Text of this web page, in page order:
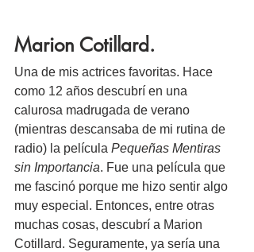
Marion Cotillard.
Una de mis actrices favoritas. Hace
como 12 años descubrí en una
calurosa madrugada de verano
(mientras descansaba de mi rutina de
radio) la película Pequeñas Mentiras
sin Importancia. Fue una película que
me fascinó porque me hizo sentir algo
muy especial. Entonces, entre otras
muchas cosas, descubrí a Marion
Cotillard. Seguramente, ya sería una